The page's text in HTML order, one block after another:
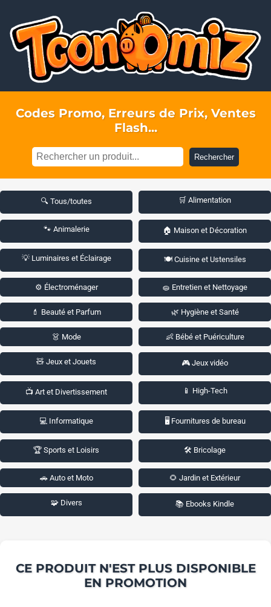
Codes Promo, Erreurs de Prix, Ventes
Flash...
Rechercher
🔍 Tous/toutes 🛒 Alimentation
🐾 Animalerie 🏠 Maison et Décoration
💡 Luminaires et Éclairage 🍽️ Cuisine et Ustensiles
⚙️ Électroménager 🧽 Entretien et Nettoyage
💄 Beauté et Parfum 🌿 Hygiène et Santé
👗 Mode 👶 Bébé et Puériculture
🧸 Jeux et Jouets 🎮 Jeux vidéo
📺 Art et Divertissement 📱 High-Tech
💻 Informatique 🖥️ Fournitures de bureau
🏆 Sports et Loisirs 🛠️ Bricolage
🚗 Auto et Moto 🌻 Jardin et Extérieur
🧩 Divers 📚 Ebooks Kindle
CE PRODUIT N'EST PLUS DISPONIBLE
EN PROMOTION